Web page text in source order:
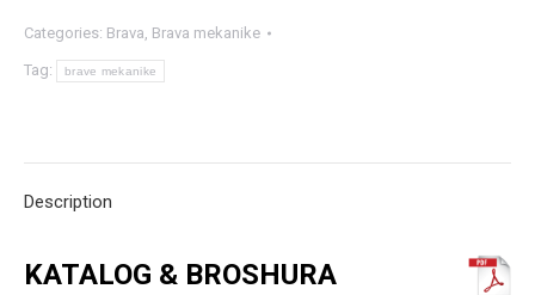
Categories: Brava, Brava mekanike
Tag: brave mekanike
Description
KATALOG & BROSHURA